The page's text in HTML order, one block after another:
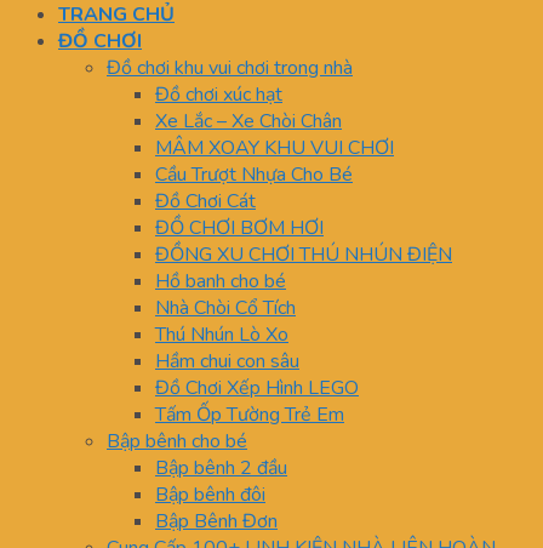
TRANG CHỦ
ĐỒ CHƠI
Đồ chơi khu vui chơi trong nhà
Đồ chơi xúc hạt
Xe Lắc – Xe Chòi Chân
MÂM XOAY KHU VUI CHƠI
Cầu Trượt Nhựa Cho Bé
Đồ Chơi Cát
ĐỒ CHƠI BƠM HƠI
ĐỒNG XU CHƠI THÚ NHÚN ĐIỆN
Hồ banh cho bé
Nhà Chòi Cổ Tích
Thú Nhún Lò Xo
Hầm chui con sâu
Đồ Chơi Xếp Hình LEGO
Tấm Ốp Tường Trẻ Em
Bập bênh cho bé
Bập bênh 2 đầu
Bập bênh đôi
Bập Bênh Đơn